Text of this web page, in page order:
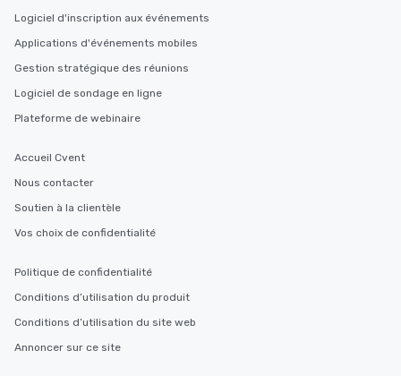
Logiciel d'inscription aux événements
Applications d'événements mobiles
Gestion stratégique des réunions
Logiciel de sondage en ligne
Plateforme de webinaire
Accueil Cvent
Nous contacter
Soutien à la clientèle
Vos choix de confidentialité
Politique de confidentialité
Conditions d’utilisation du produit
Conditions d’utilisation du site web
Annoncer sur ce site